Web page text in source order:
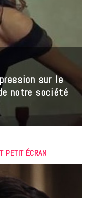
sur le
notre société
PETIT ÉCRAN